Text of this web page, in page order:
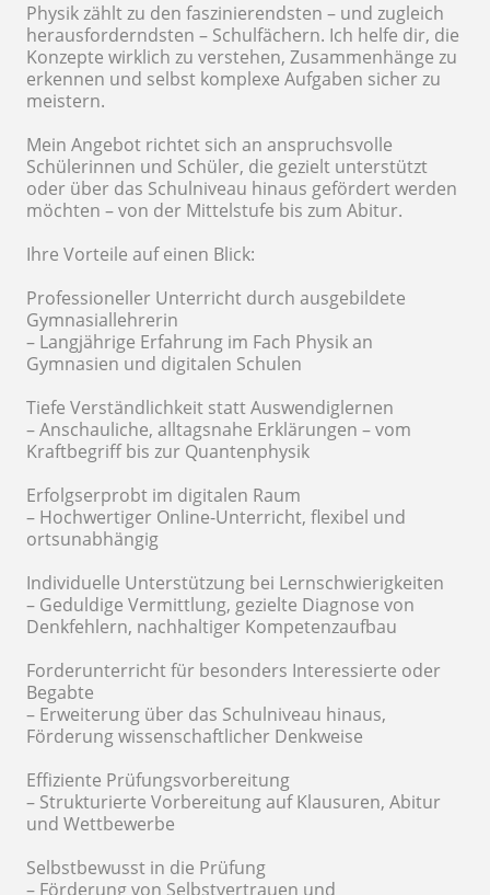
Physik zählt zu den faszinierendsten – und zugleich
herausforderndsten – Schulfächern. Ich helfe dir, die
Konzepte wirklich zu verstehen, Zusammenhänge zu
erkennen und selbst komplexe Aufgaben sicher zu
meistern.
Mein Angebot richtet sich an anspruchsvolle
Schülerinnen und Schüler, die gezielt unterstützt
oder über das Schulniveau hinaus gefördert werden
möchten – von der Mittelstufe bis zum Abitur.
Ihre Vorteile auf einen Blick:
Professioneller Unterricht durch ausgebildete
Gymnasiallehrerin
– Langjährige Erfahrung im Fach Physik an
Gymnasien und digitalen Schulen
Tiefe Verständlichkeit statt Auswendiglernen
– Anschauliche, alltagsnahe Erklärungen – vom
Kraftbegriff bis zur Quantenphysik
Erfolgserprobt im digitalen Raum
– Hochwertiger Online-Unterricht, flexibel und
ortsunabhängig
Individuelle Unterstützung bei Lernschwierigkeiten
– Geduldige Vermittlung, gezielte Diagnose von
Denkfehlern, nachhaltiger Kompetenzaufbau
Forderunterricht für besonders Interessierte oder
Begabte
– Erweiterung über das Schulniveau hinaus,
Förderung wissenschaftlicher Denkweise
Effiziente Prüfungsvorbereitung
– Strukturierte Vorbereitung auf Klausuren, Abitur
und Wettbewerbe
Selbstbewusst in die Prüfung
– Förderung von Selbstvertrauen und